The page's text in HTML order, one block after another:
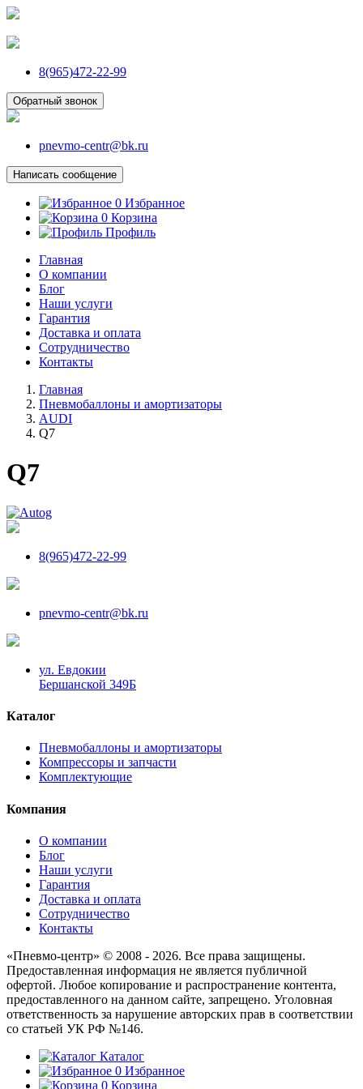
8(965)472-22-99
Обратный звонок
pnevmo-centr@bk.ru
Написать сообщение
0 Избранное
0 Корзина
Профиль
Главная
О компании
Блог
Наши услуги
Гарантия
Доставка и оплата
Сотрудничество
Контакты
Главная
Пневмобаллоны и амортизаторы
AUDI
Q7
Q7
8(965)472-22-99
pnevmo-centr@bk.ru
ул. Евдокии
Бершанской 349Б
Каталог
Пневмобаллоны и амортизаторы
Компрессоры и запчасти
Комплектующие
Компания
О компании
Блог
Наши услуги
Гарантия
Доставка и оплата
Сотрудничество
Контакты
«Пневмо-центр» © 2008 - 2026. Все права защищены.
Предоставленная информация не является публичной
офертой. Любое копирование и распространение контента,
предоставленного на данном сайте, запрещено. Уголовная
ответственность за нарушение авторских прав в соответствии
со статьей УК РФ №146.
Каталог
0 Избранное
0 Корзина